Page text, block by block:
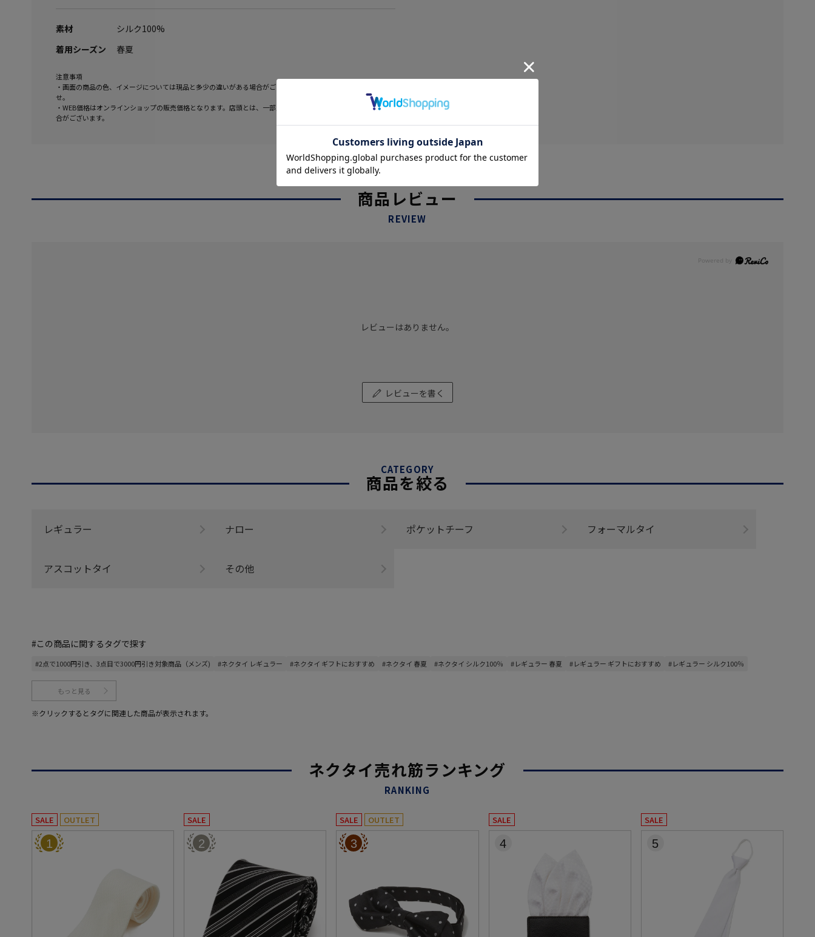
素材
シルク100%
着用シーズン
春夏
注意事項
・画面の商品の色、イメージについては現品と多少の違いがある場合がございますが、予めご了承くださいま
せ。
・WEB価格はオンラインショップの販売価格となります。店頭とは、一部販売価格およびセール内容が異なる場
合がございます。
商品レビュー
REVIEW
レビューはありません。
レビューを書く
CATEGORY
商品を絞る
レギュラー ナロー ポケットチーフ フォーマルタイ
アスコットタイ その他
#この商品に関するタグで探す
#2点で1000円引き、3点目で3000円引き対象商品（メンズ) #ネクタイ レギュラー #ネクタイ ギフトにおすすめ #ネクタイ 春夏 #ネクタイ シルク100％ #レギュラー 春夏 #レギュラー ギフトにおすすめ #レギュラー シルク100％
もっと見る
※クリックするとタグに関連した商品が表示されます。
ネクタイ売れ筋ランキング
RANKING
SALE OUTLET
1
SALE
2
SALE OUTLET
3
SALE
4
SALE
5